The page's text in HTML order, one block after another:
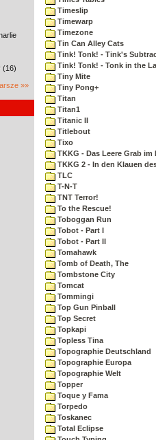
(16)
»»
Timeslip
Timewarp
Timezone
Tin Can Alley Cats
Tink! Tonk! - Tink's
Tink! Tonk! - Tonk in the
Tiny Mite
Tiny Pong+
Titan
Titan1
Titanic II
Titlebout
Tixo
TKKG - Das Leere Grab im
TKKG 2 - In den Klauen
TLC
T-N-T
TNT Terror!
To the Rescue!
Toboggan Run
Tobot - Part I
Tobot - Part II
Tomahawk
Tomb of Death, The
Tombstone City
Tomcat
Tommingi
Top Gun Pinball
Top Secret
Topkapi
Topless Tina
Topographie Deutschland
Topographie Europa
Topographie Welt
Topper
Toque y Fama
Torpedo
Toskanec
Total Eclipse